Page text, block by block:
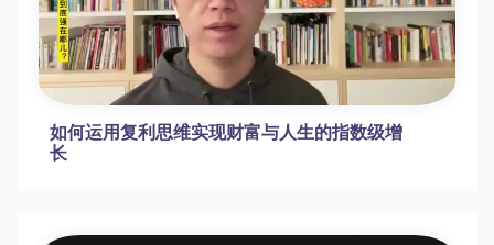
如何运用复利思维实现财富与人生的指数级增
长